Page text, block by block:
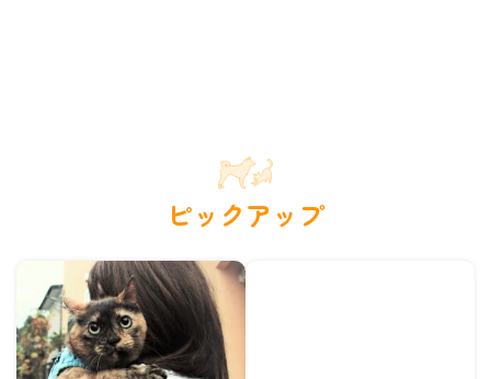
ピックアップ